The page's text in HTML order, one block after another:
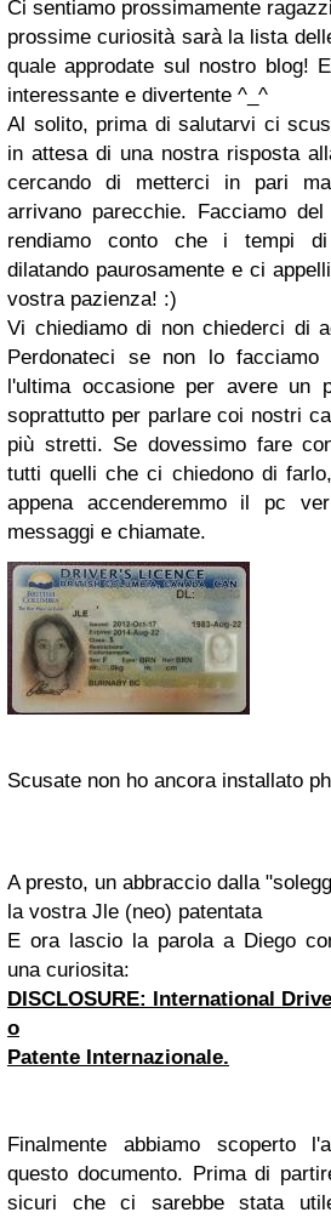
Ci sentiamo prossimamente
prossime curiosità sarà la lista
quale approdate sul nostro blog!
interessante e divertente ^_^
Al solito, prima di salutarvi ci
in attesa di una nostra risposta
cercando di metterci in pari
arrivano parecchie. Facciamo
rendiamo conto che i tempi
dilatando paurosamente e ci
vostra pazienza! :)
Vi chiediamo di non chiederci di
Perdonateci se non lo facciamo
l'ultima occasione per avere un
soprattutto per parlare coi nostri
più stretti. Se dovessimo fare
tutti quelli che ci chiedono di
appena accenderemmo il pc
messaggi e chiamate.
Scusate non ho ancora installato
A presto, un abbraccio dalla
la vostra Jle (neo) patentata
E ora lascio la parola a Diego
una curiosita:
DISCLOSURE: International
o
Patente Internazionale.
Finalmente abbiamo scoperto
questo documento. Prima di
sicuri che ci sarebbe stata